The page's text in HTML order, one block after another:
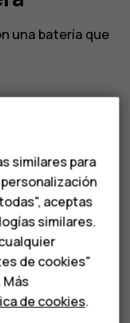
una batería que
soportar
los teléfonos
superar tu
similares para
aceptas
similares.
de cookies"
Más
de cookies.